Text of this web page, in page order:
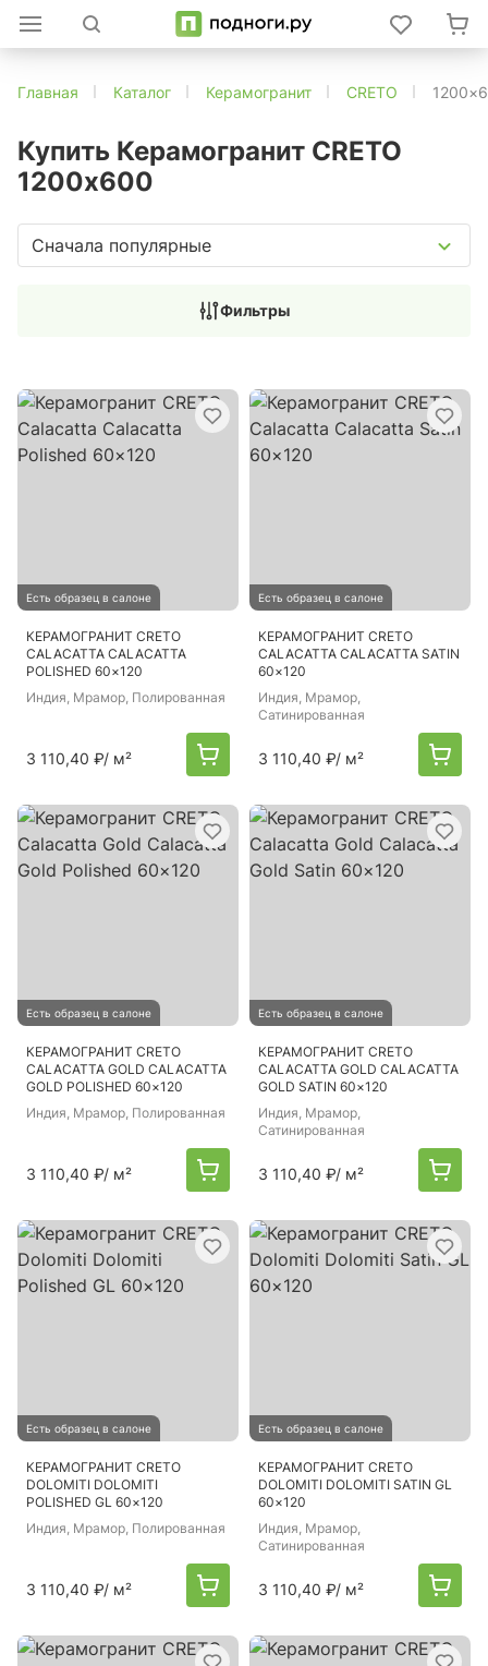
Главная Каталог Керамогранит CRETO
Купить Керамогранит CRETO
1200х600
Сначала популярные
Фильтры
Есть образец в салоне
КЕРАМОГРАНИТ CRETO
CALACATTA CALACATTA
POLISHED 60×120
Индия, Мрамор, Полированная
3 110,40 ₽/ м²
Есть образец в салоне
КЕРАМОГРАНИТ CRETO
CALACATTA CALACATTA SATIN
60×120
Индия, Мрамор,
Сатинированная
3 110,40 ₽/ м²
Есть образец в салоне
КЕРАМОГРАНИТ CRETO
CALACATTA GOLD CALACATTA
GOLD POLISHED 60×120
Индия, Мрамор, Полированная
3 110,40 ₽/ м²
Есть образец в салоне
КЕРАМОГРАНИТ CRETO
CALACATTA GOLD CALACATTA
GOLD SATIN 60×120
Индия, Мрамор,
Сатинированная
3 110,40 ₽/ м²
Есть образец в салоне
КЕРАМОГРАНИТ CRETO
DOLOMITI DOLOMITI
POLISHED GL 60×120
Индия, Мрамор, Полированная
3 110,40 ₽/ м²
Есть образец в салоне
КЕРАМОГРАНИТ CRETO
DOLOMITI DOLOMITI SATIN GL
60×120
Индия, Мрамор,
Сатинированная
3 110,40 ₽/ м²